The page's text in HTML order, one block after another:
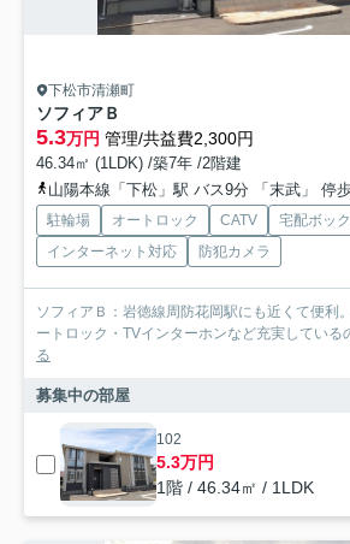
下松市清瀬町
ソフィアＢ
5.3万円 管理/共益費2,300円
46.34㎡ (1LDK) /築7年 /2階建
山陽本線「下松」駅 バス9分 「末武」 停
駐輪場 オートロック CATV
宅配ボッ
インターネット対応
防犯カメラ
ソフィアＢ：岩徳線周防花岡駅にも近くて便利
ートロック・TVインターホンなど充実している
る
募集中の部屋
102
5.3万円
1階 / 46.34㎡ / 1LDK